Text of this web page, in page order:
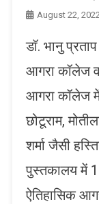
August 22, 2022
डॉ. भानु
आगरा कॉलेज
आगरा कॉलेज
छोटूराम,
शर्मा जैसी
पुस्तकालय में
ऐतिहासिक